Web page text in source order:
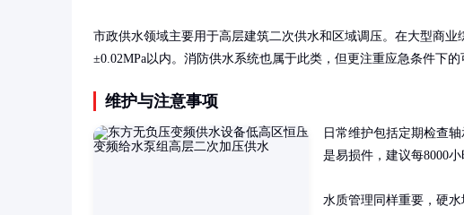
市政供水领域主要用于高层建筑二次供水和区域调压。在大型商
±0.02MPa以内。消防供水系统也属于此类，但更注重应急条件下的
维护与注意事项
日常维护包括定期检查
是易损件，建议每8000
水质管理同样重要，硬